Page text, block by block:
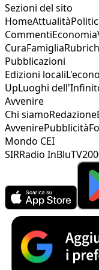
Sezioni del sito
HomeAttualità
CommentiEconomia
CuraFamiglia
Pubblicazioni
Edizioni locali
UpLuoghi
Avvenire
Chi siamoRedazione
AvvenirePubblicità
Mondo CEI
SIRRadio InBlu